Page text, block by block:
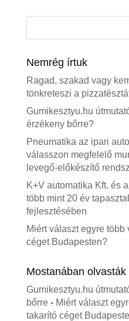
Nemrég írtuk
Ragad, szakad vagy
tönkreteszi a
Gumikesztyu.hu
érzékeny bőrre?
Pneumatika az ipari
válasszon megfelelő
levegő-előkészítő
K+V automatika Kft. és
több mint 20 év
fejlesztésében
Miért választ egyre
céget Budapesten?
Mostanában olvasták
Gumikesztyu.hu
bőrre- Miért választ
takarító céget